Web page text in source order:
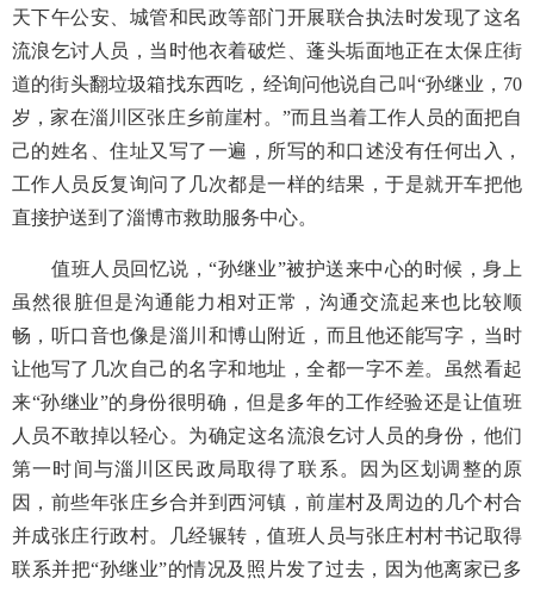
天下午公安、城管和民政等部门开展联合执法时发现了这名
流浪乞讨人员，当时他衣着破烂、蓬头垢面地正在太保庄街
道的街头翻垃圾箱找东西吃，经询问他说自己叫“孙继业，70
岁，家在淄川区张庄乡前崖村。”而且当着工作人员的面把自
己的姓名、住址又写了一遍，所写的和口述没有任何出入，
工作人员反复询问了几次都是一样的结果，于是就开车把他
直接护送到了淄博市救助服务中心。
值班人员回忆说，“孙继业”被护送来中心的时候，身上
虽然很脏但是沟通能力相对正常，沟通交流起来也比较顺
畅，听口音也像是淄川和博山附近，而且他还能写字，当时
让他写了几次自己的名字和地址，全都一字不差。虽然看起
来“孙继业”的身份很明确，但是多年的工作经验还是让值班
人员不敢掉以轻心。为确定这名流浪乞讨人员的身份，他们
第一时间与淄川区民政局取得了联系。因为区划调整的原
因，前些年张庄乡合并到西河镇，前崖村及周边的几个村合
并成张庄行政村。几经辗转，值班人员与张庄村村书记取得
联系并把“孙继业”的情况及照片发了过去，因为他离家已多